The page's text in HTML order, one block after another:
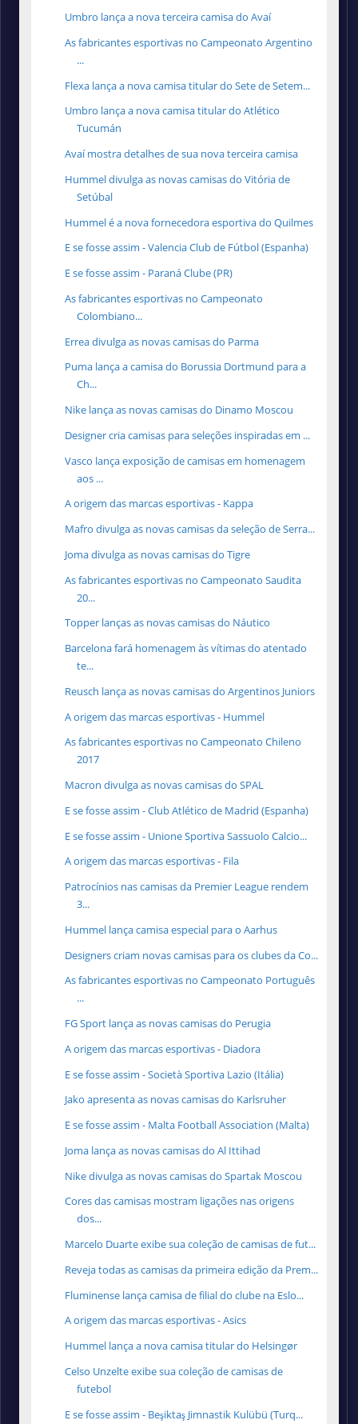
Umbro lança a nova terceira camisa do Avaí
As fabricantes esportivas no Campeonato Argentino
...
Flexa lança a nova camisa titular do Sete de Setem...
Umbro lança a nova camisa titular do Atlético
Tucumán
Avaí mostra detalhes de sua nova terceira camisa
Hummel divulga as novas camisas do Vitória de
Setúbal
Hummel é a nova fornecedora esportiva do Quilmes
E se fosse assim - Valencia Club de Fútbol (Espanha)
E se fosse assim - Paraná Clube (PR)
As fabricantes esportivas no Campeonato
Colombiano...
Errea divulga as novas camisas do Parma
Puma lança a camisa do Borussia Dortmund para a
Ch...
Nike lança as novas camisas do Dinamo Moscou
Designer cria camisas para seleções inspiradas em ...
Vasco lança exposição de camisas em homenagem
aos ...
A origem das marcas esportivas - Kappa
Mafro divulga as novas camisas da seleção de Serra...
Joma divulga as novas camisas do Tigre
As fabricantes esportivas no Campeonato Saudita
20...
Topper lanças as novas camisas do Náutico
Barcelona fará homenagem às vítimas do atentado
te...
Reusch lança as novas camisas do Argentinos Juniors
A origem das marcas esportivas - Hummel
As fabricantes esportivas no Campeonato Chileno
2017
Macron divulga as novas camisas do SPAL
E se fosse assim - Club Atlético de Madrid (Espanha)
E se fosse assim - Unione Sportiva Sassuolo Calcio...
A origem das marcas esportivas - Fila
Patrocínios nas camisas da Premier League rendem
3...
Hummel lança camisa especial para o Aarhus
Designers criam novas camisas para os clubes da Co...
As fabricantes esportivas no Campeonato Português
...
FG Sport lança as novas camisas do Perugia
A origem das marcas esportivas - Diadora
E se fosse assim - Società Sportiva Lazio (Itália)
Jako apresenta as novas camisas do Karlsruher
E se fosse assim - Malta Football Association (Malta)
Joma lança as novas camisas do Al Ittihad
Nike divulga as novas camisas do Spartak Moscou
Cores das camisas mostram ligações nas origens
dos...
Marcelo Duarte exibe sua coleção de camisas de fut...
Reveja todas as camisas da primeira edição da Prem...
Fluminense lança camisa de filial do clube na Eslo...
A origem das marcas esportivas - Asics
Hummel lança a nova camisa titular do Helsingør
Celso Unzelte exibe sua coleção de camisas de
futebol
E se fosse assim - Beşiktaş Jimnastik Kulübü (Turq...